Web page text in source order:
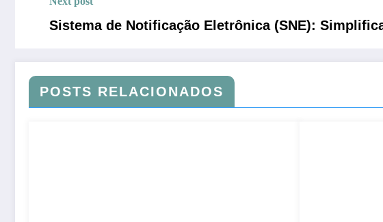
Sistema de Notificação Eletrônica (SNE):
POSTS RELACIONADOS